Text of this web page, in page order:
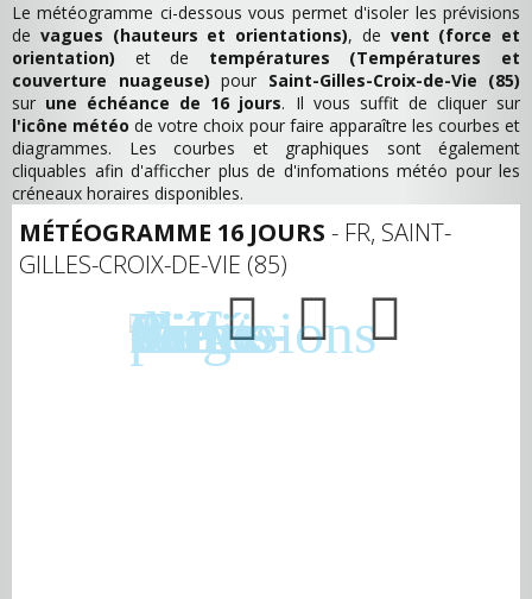
Le météogramme ci-dessous vous permet d'isoler les prévisions
de vagues (hauteurs et orientations), de vent (force et
orientation) et de températures (Températures et
couverture nuageuse) pour Saint-Gilles-Croix-de-Vie (85)
sur une échéance de 16 jours. Il vous suffit de cliquer sur
l'icône météo de votre choix pour faire apparaître les courbes et
diagrammes. Les courbes et graphiques sont également
cliquables afin d'afficcher plus de d'infomations météo pour les
créneaux horaires disponibles.
MÉTÉOGRAMME 16 JOURS - FR, SAINT-
GILLES-CROIX-DE-VIE (85)